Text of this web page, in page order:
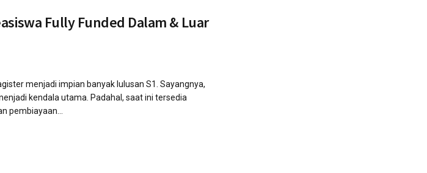
Fully Funded Dalam & Luar
menjadi impian banyak lulusan S1. Sayangnya,
kendala utama. Padahal, saat ini tersedia
pembiayaan...